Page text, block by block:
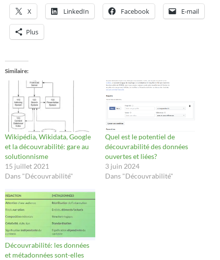
X LinkedIn Facebook E-mail
Plus
Similaire
Wikipédia, Wikidata, Google
et la découvrabilité: gare au
solutionnisme
15 juillet 2021
Dans "Découvrabilité"
Quel est le potentiel de
découvrabilité des données
ouvertes et liées?
3 juin 2024
Dans "Découvrabilité"
Découvrabilité: les données
et métadonnées sont-elles